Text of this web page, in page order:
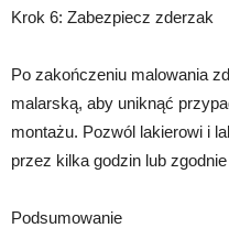
Krok 6: Zabezpiecz zderzak
Po zakończeniu malowania
malarską, aby uniknąć
montażu. Pozwól lakierowi i
przez kilka godzin lub
Podsumowanie